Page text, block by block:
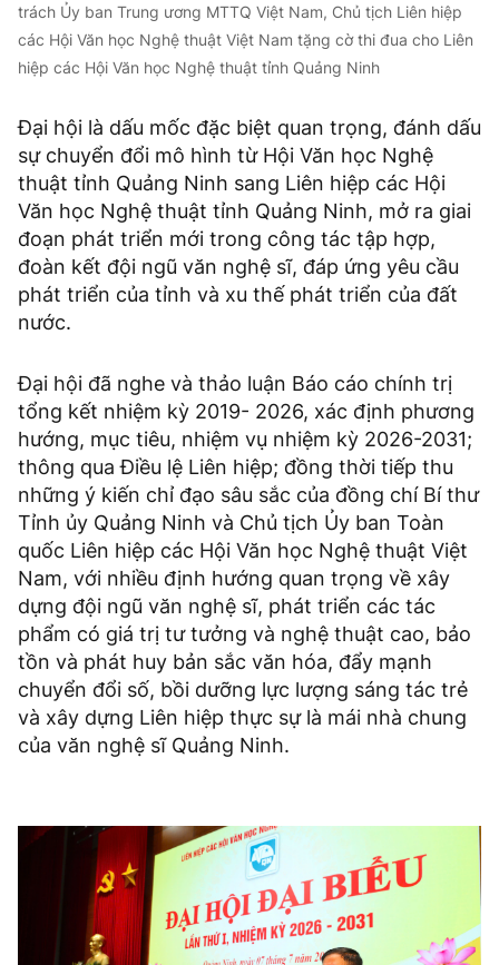
trách Ủy ban Trung ương MTTQ Việt Nam, Chủ tịch Liên hiệp
các Hội Văn học Nghệ thuật Việt Nam tặng cờ thi đua cho Liên
hiệp các Hội Văn học Nghệ thuật tỉnh Quảng Ninh
Đại hội là dấu mốc đặc biệt quan trọng, đánh dấu
sự chuyển đổi mô hình từ Hội Văn học Nghệ
thuật tỉnh Quảng Ninh sang Liên hiệp các Hội
Văn học Nghệ thuật tỉnh Quảng Ninh, mở ra giai
đoạn phát triển mới trong công tác tập hợp,
đoàn kết đội ngũ văn nghệ sĩ, đáp ứng yêu cầu
phát triển của tỉnh và xu thế phát triển của đất
nước.
Đại hội đã nghe và thảo luận Báo cáo chính trị
tổng kết nhiệm kỳ 2019- 2026, xác định phương
hướng, mục tiêu, nhiệm vụ nhiệm kỳ 2026-2031;
thông qua Điều lệ Liên hiệp; đồng thời tiếp thu
những ý kiến chỉ đạo sâu sắc của đồng chí Bí thư
Tỉnh ủy Quảng Ninh và Chủ tịch Ủy ban Toàn
quốc Liên hiệp các Hội Văn học Nghệ thuật Việt
Nam, với nhiều định hướng quan trọng về xây
dựng đội ngũ văn nghệ sĩ, phát triển các tác
phẩm có giá trị tư tưởng và nghệ thuật cao, bảo
tồn và phát huy bản sắc văn hóa, đẩy mạnh
chuyển đổi số, bồi dưỡng lực lượng sáng tác trẻ
và xây dựng Liên hiệp thực sự là mái nhà chung
của văn nghệ sĩ Quảng Ninh.